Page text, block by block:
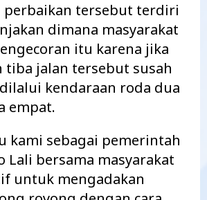
perbaikan tersebut terdiri
dimana masyarakat
itu karena jika
tiba jalan tersebut susah
kendaraan roda dua
empat.
kami sebagai pemerintah
Lali bersama masyarakat
untuk mengadakan